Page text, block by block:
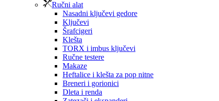
Ručni alat
Nasadni ključevi gedore
Ključevi
Šrafcigeri
Klešta
TORX i imbus ključevi
Ručne testere
Makaze
Heftalice i klešta za pop nitne
Breneri i gorionici
Dleta i renda